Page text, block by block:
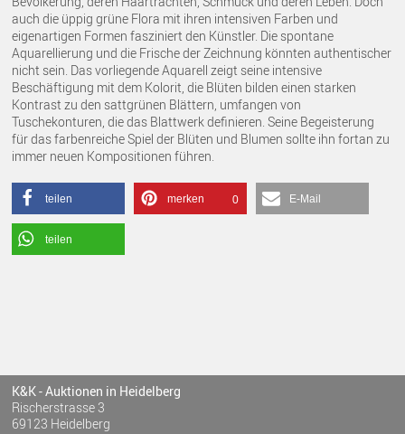
auch die üppig grüne Flora mit ihren intensiven Farben und
eigenartigen Formen fasziniert den Künstler. Die spontane
Aquarellierung und die Frische der Zeichnung könnten authentischer
nicht sein. Das vorliegende Aquarell zeigt seine intensive
Beschäftigung mit dem Kolorit, die Blüten bilden einen starken
Kontrast zu den sattgrünen Blättern, umfangen von
Tuschekonturen, die das Blattwerk definieren. Seine Begeisterung
für das farbenreiche Spiel der Blüten und Blumen sollte ihn fortan zu
immer neuen Kompositionen führen.
teilen merken 0 E-Mail
teilen
K&K - Auktionen in Heidelberg
Rischerstrasse 3
69123 Heidelberg